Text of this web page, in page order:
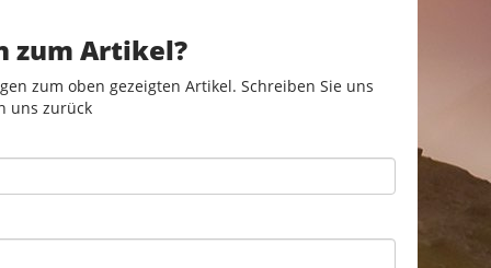
zum Artikel?
zum oben gezeigten Artikel. Schreiben Sie uns
uns zurück